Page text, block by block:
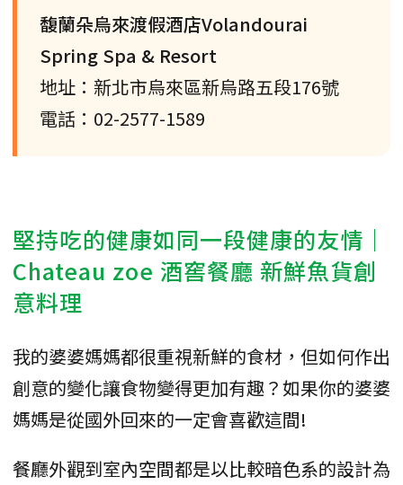
馥蘭朵烏來渡假酒店Volandourai
Spring Spa & Resort
地址：新北市烏來區新烏路五段176號
電話：02-2577-1589
堅持吃的健康如同一段健康的友情｜
Chateau zoe 酒窖餐廳 新鮮魚貨創
意料理
我的婆婆媽媽都很重視新鮮的食材，但如何作出
創意的變化讓食物變得更加有趣？如果你的婆婆
媽媽是從國外回來的一定會喜歡這間!
餐廳外觀到室內空間都是以比較暗色系的設計為